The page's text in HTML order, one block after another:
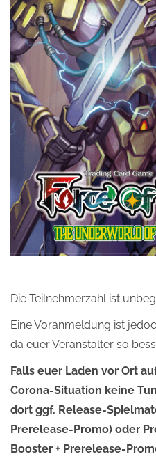
Die Teilnehmerzahl ist
Eine Voranmeldung ist
da euer Veranstalter so
Falls euer Laden vor Ort
Corona-Situation keine
dort ggf. Release-
Prerelease-Promo) oder
Booster + Prerelease-